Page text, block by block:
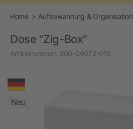
Home Aufbewahrung & Organisation
Dose "Zig-Box"
Artikelnummer: 380-04072-010
Neu